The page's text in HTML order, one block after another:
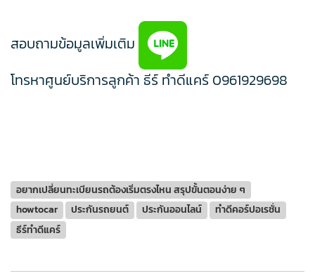
สอบถามข้อมูลเพิ่มเติม
โทรหาศูนย์บริการลูกค้า ธีร์ ทำดีแคร์ 0961929698
อยากเปลี่ยนทะเบียนรถต้องเริ่มตรงไหน สรุปขั้นตอนง่าย ๆ
howtocar
ประกันรถยนต์ ประกันออนไลน์
ทำดีคอร์ปอเรชั่น
ธีร์ทำดีแคร์